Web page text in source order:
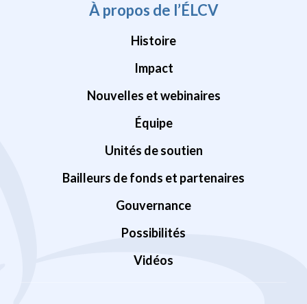
À propos de l’ÉLCV
Histoire
Impact
Nouvelles et webinaires
Équipe
Unités de soutien
Bailleurs de fonds et partenaires
Gouvernance
Possibilités
Vidéos